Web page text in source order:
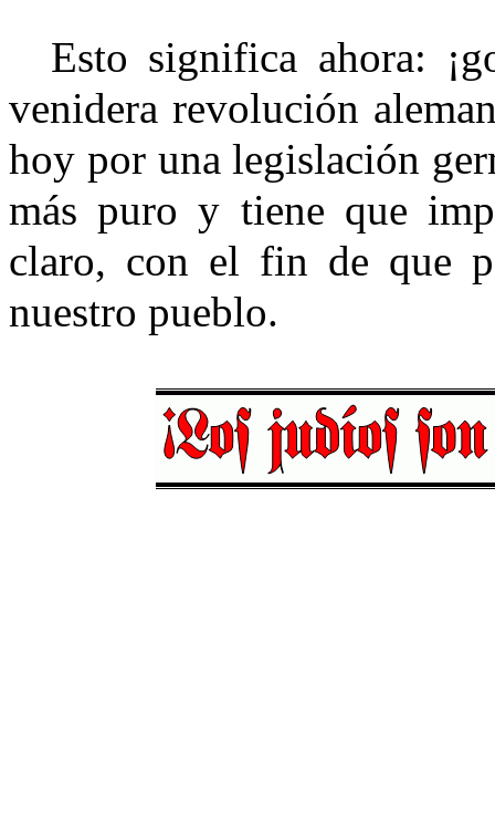
Esto significa ahora:
venidera revolución
hoy por una legislación
más puro y tiene que
claro, con el fin de que
nuestro pueblo.